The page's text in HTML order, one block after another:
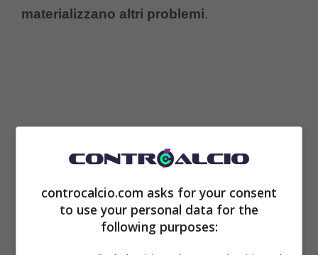
materializzano altri problemi.
Milan, il rinnovo di Theo
controcalcio.com asks for your consent
to use your personal data for the
following purposes: